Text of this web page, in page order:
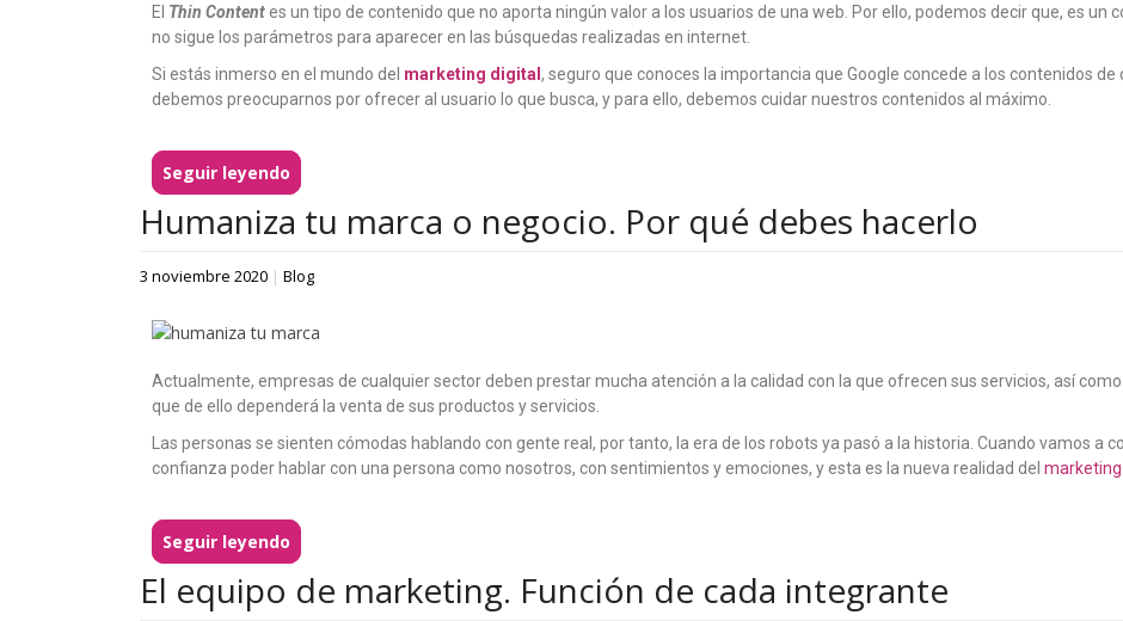
El Thin Contentes un tipo de contenido que no aporta ningún valor a los usuarios de una web. Por ello, podemos decir que, es un
no sigue los parámetros para aparecer en las búsquedas realizadas en internet.
Si estás inmerso en el mundo del marketing digital, seguro que conoces la importancia que Google concede a los contenidos
debemos preocuparnos por ofrecer al usuario lo que busca, y para ello, debemos cuidar nuestros contenidos al máximo.
Seguir leyendo
Humaniza tu marca o negocio. Por qué debes hacerlo
3 noviembre 2020 | Blog
Actualmente, empresas de cualquier sector deben prestar mucha atención a la calidad con la que ofrecen sus servicios, así
que de ello dependerá la venta de sus productos y servicios.
Las personas se sienten cómodas hablando con gente real, por tanto, la era de los robots ya pasó a la historia. Cuando vamos a
confianza poder hablar con una persona como nosotros, con sentimientos y emociones, y esta es la nueva realidad del marketing
Seguir leyendo
El equipo de marketing. Función de cada integrante